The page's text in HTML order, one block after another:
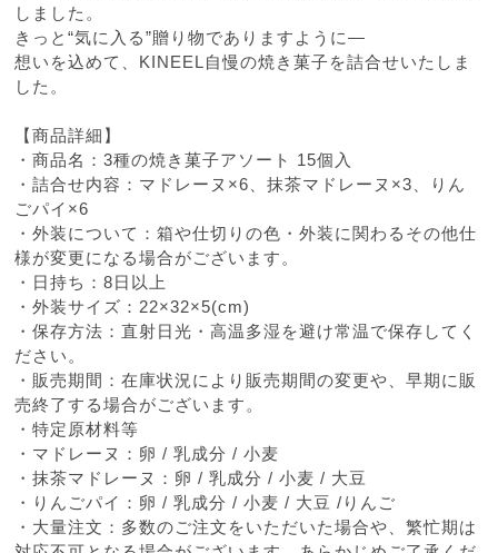
しました。
きっと“気に入る”贈り物でありますように―
想いを込めて、KINEEL自慢の焼き菓子を詰合せいたしま
した。
【商品詳細】
・商品名：3種の焼き菓子アソート 15個入
・詰合せ内容：マドレーヌ×6、抹茶マドレーヌ×3、りん
ごパイ×6
・外装について：箱や仕切りの色・外装に関わるその他仕
様が変更になる場合がございます。
・日持ち：8日以上
・外装サイズ：22×32×5(cm)
・保存方法：直射日光・高温多湿を避け常温で保存してく
ださい。
・販売期間：在庫状況により販売期間の変更や、早期に販
売終了する場合がございます。
・特定原材料等
・マドレーヌ：卵 / 乳成分 / 小麦
・抹茶マドレーヌ：卵 / 乳成分 / 小麦 / 大豆
・りんごパイ：卵 / 乳成分 / 小麦 / 大豆 /りんご
・大量注文：多数のご注文をいただいた場合や、繁忙期は